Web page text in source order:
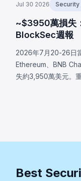
Jul 30 2026 Security
~$3950萬損失
BlockSec週報
2026年7月20-26日
Ethereum、BNB
失約3,950萬美元。
Best